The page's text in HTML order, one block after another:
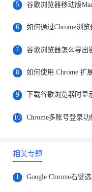
5
6
7 谷歌浏览器怎么导出
8
9
10
相关专题
1